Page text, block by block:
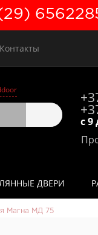
Контакты
с
ДВЕРИ
Магна МД 75